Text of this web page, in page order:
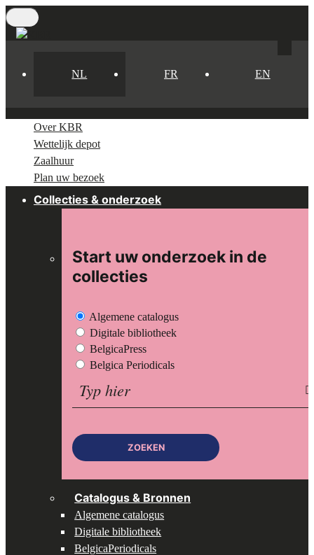
Skip
to
NL FR EN
Over KBR
Wettelijk depot
Zaalhuur
Plan uw bezoek
Collecties & onderzoek
Start uw onderzoek in de
collecties
Algemene catalogus
Digitale bibliotheek
BelgicaPress
Belgica Periodicals
ZOEKEN
Catalogus & Bronnen
Algemene catalogus
Digitale bibliotheek
BelgicaPeriodicals